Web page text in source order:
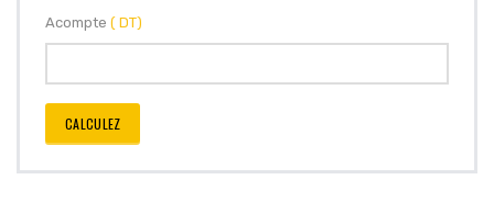
Acompte ( DT)
CALCULEZ